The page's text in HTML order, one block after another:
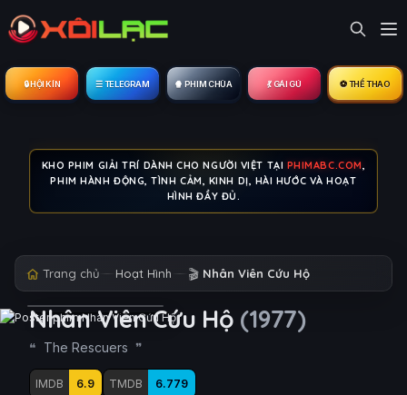
🔒︎ HỘI KÍN ☰ TELEGRAM 🍿 PHIM CHÙA 💃 GÁI GÚ ⚽ THỂ THAO
KHO PHIM GIẢI TRÍ DÀNH CHO NGƯỜI VIỆT TẠI PHIMABC.COM,
PHIM HÀNH ĐỘNG, TÌNH CẢM, KINH DỊ, HÀI HƯỚC VÀ HOẠT
HÌNH ĐẦY ĐỦ.
Trang chủ Hoạt Hình 🎬 Nhân Viên Cứu Hộ
Nhân Viên Cứu Hộ (1977)
The Rescuers
IMDB 6.9 TMDB 6.779